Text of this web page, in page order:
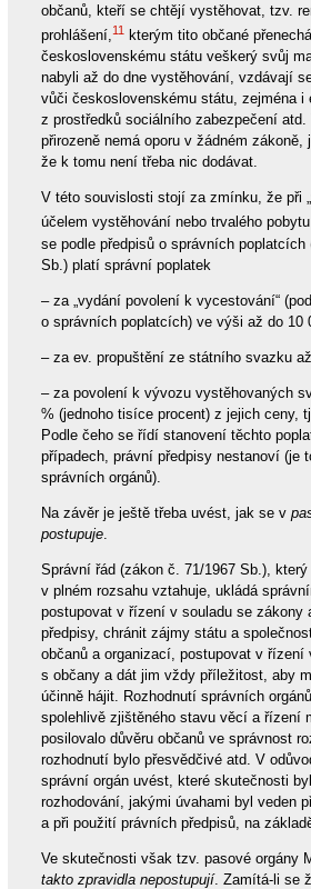
občanů, kteří se chtějí vystěhovat, tzv.
prohlášení,11kterým tito občané
československému státu veškerý svůj
nabyli až do dne vystěhování, vzdávají
vůči československému státu, zejména i
z prostředků sociálního zabezpečení atd.
přirozeně nemá oporu v žádném zákoně,
že k tomu není třeba nic dodávat.
V této souvislosti stojí za zmínku, že při
účelem vystěhování nebo trvalého
se podle předpisů o správních
Sb.) platí správní poplatek
– za „vydání povolení k vycestování“
o správních poplatcích) ve výši až do 10
– za ev. propuštění ze státního svazku
– za povolení k vývozu vystěhovaných
% (jednoho tisíce procent) z jejich ceny,
Podle čeho se řídí stanovení těchto
případech, právní předpisy nestanoví (je
správních orgánů).
Na závěr je ještě třeba uvést, jak se v
postupuje.
Správní řád (zákon č. 71/1967 Sb.),
v plném rozsahu vztahuje, ukládá
postupovat v řízení v souladu se zákony
předpisy, chránit zájmy státu a
občanů a organizací, postupovat v řízení
s občany a dát jim vždy příležitost, aby
účinně hájit. Rozhodnutí správních
spolehlivě zjištěného stavu věcí a řízení
posilovalo důvěru občanů ve správnost
rozhodnutí bylo přesvědčivé atd. V
správní orgán uvést, které skutečnosti
rozhodování, jakými úvahami byl veden
a při použití právních předpisů, na
Ve skutečnosti však tzv. pasové orgány
takto zpravidla nepostupují. Zamítá-li se